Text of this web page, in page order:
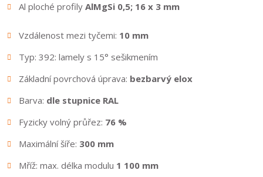
Al ploché profily AlMgSi 0,5; 16 x 3 mm
Vzdálenost mezi tyčemi: 10 mm
Typ: 392: lamely s 15° sešikmením
Základní povrchová úprava: bezbarvý elox
Barva: dle stupnice RAL
Fyzicky volný průřez: 76 %
Maximální šíře: 300 mm
Mříž: max. délka modulu 1 100 mm